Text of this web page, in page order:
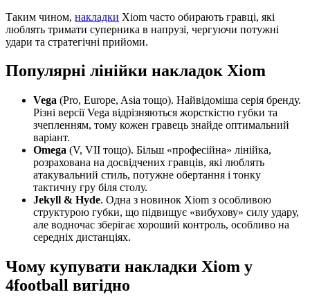
Таким чином, накладки Xiom часто обирають гравці, які
люблять тримати суперника в напрузі, чергуючи потужні
удари та стратегічні прийоми.
Популярні лінійки накладок Xiom
Vega (Pro, Europe, Asia тощо). Найвідоміша серія бренду.
Різні версії Vega відрізняються жорсткістю губки та
зчепленням, тому кожен гравець знайде оптимальний
варіант.
Omega (V, VII тощо). Більш «професійна» лінійка,
розрахована на досвідчених гравців, які люблять
атакувальний стиль, потужне обертання і тонку
тактичну гру біля столу.
Jekyll & Hyde. Одна з новинок Xiom з особливою
структурою губки, що підвищує «вибухову» силу удару,
але водночас зберігає хороший контроль, особливо на
середніх дистанціях.
Чому купувати накладки Xiom у
4football вигідно